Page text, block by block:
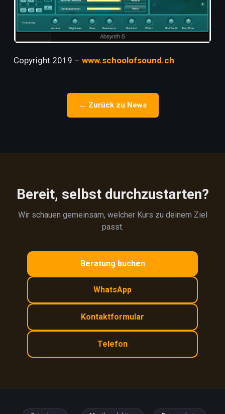
Copyright 2019 – www.schoolofsound.ch
← Zurück zu News
Bereit, selbst durchzustarten?
Wir schauen gemeinsam, welcher Kurs zu deinem Ziel
passt.
Beratung buchen
WhatsApp
Kontaktformular
Telefon